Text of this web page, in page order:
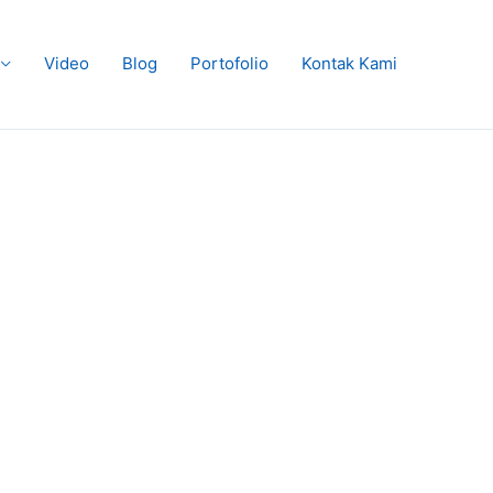
Video Blog Portofolio Kontak Kami